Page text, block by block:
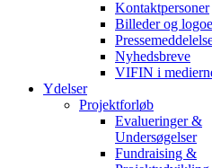
Kontaktpersoner
Billeder og
Nyhedsbreve
VIFIN i
Ydelser
Projektforløb
Evalueringer &
Undersøgelser
Fundraising &